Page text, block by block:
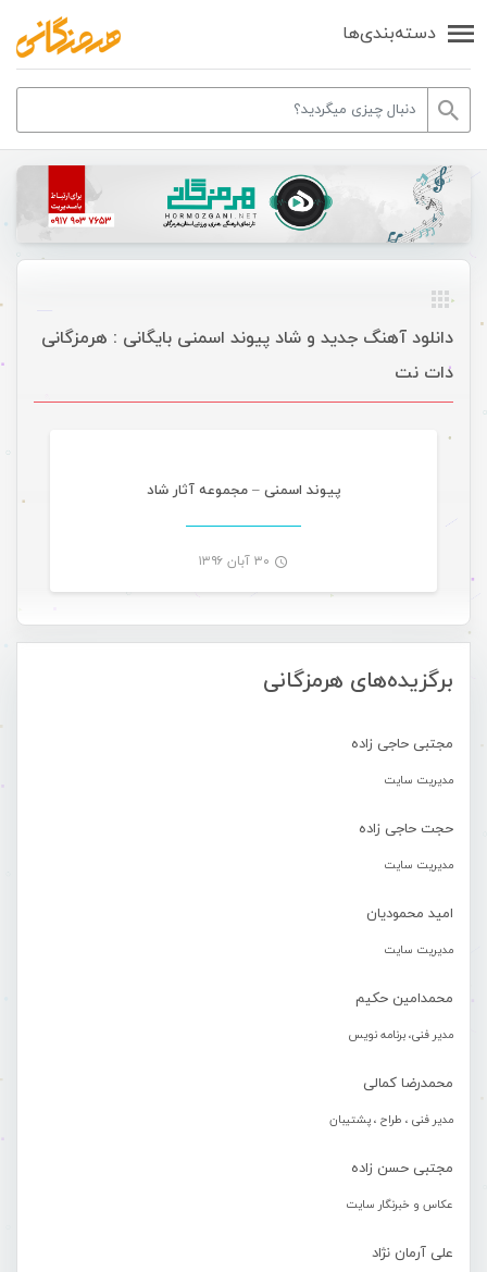
دسته‌بندی‌ها
برگزیده‌های هرمزگانی
مجتبی حاجی زاده
مدیریت سایت
حجت حاجی زاده
مدیریت سایت
امید محمودیان
مدیریت سایت
محمدامین حکیم
مدیر فنی، برنامه نویس
محمدرضا کمالی
مدیر فنی ، طراح ، پشتیبان
مجتبی حسن زاده
عکاس و خبرنگار سایت
علی آرمان نژاد
دانلود آهنگ جدید و شاد پیوند اسمنی بایگانی : هرمزگانی
دات نت
پیوند اسمنی – مجموعه آثار شاد
۳۰ آبان ۱۳۹۶